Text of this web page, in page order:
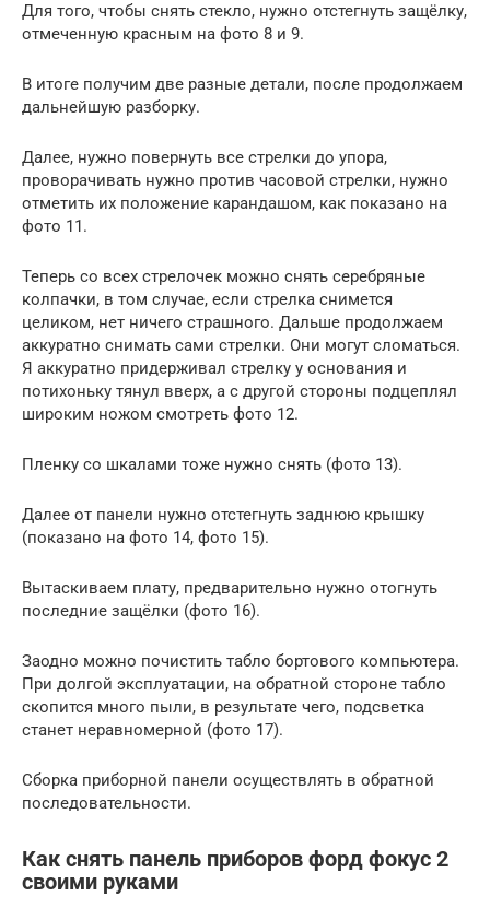
Для того, чтобы снять стекло, нужно отстегнуть защёлку,
отмеченную красным на фото 8 и 9.
В итоге получим две разные детали, после продолжаем
дальнейшую разборку.
Далее, нужно повернуть все стрелки до упора,
проворачивать нужно против часовой стрелки, нужно
отметить их положение карандашом, как показано на
фото 11.
Теперь со всех стрелочек можно снять серебряные
колпачки, в том случае, если стрелка снимется
целиком, нет ничего страшного. Дальше продолжаем
аккуратно снимать сами стрелки. Они могут сломаться.
Я аккуратно придерживал стрелку у основания и
потихоньку тянул вверх, а с другой стороны подцеплял
широким ножом смотреть фото 12.
Пленку со шкалами тоже нужно снять (фото 13).
Далее от панели нужно отстегнуть заднюю крышку
(показано на фото 14, фото 15).
Вытаскиваем плату, предварительно нужно отогнуть
последние защёлки (фото 16).
Заодно можно почистить табло бортового компьютера.
При долгой эксплуатации, на обратной стороне табло
скопится много пыли, в результате чего, подсветка
станет неравномерной (фото 17).
Сборка приборной панели осуществлять в обратной
последовательности.
Как снять панель приборов форд фокус 2
своими руками